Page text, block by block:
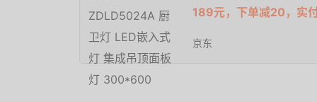
189元，下单减20，实
京东